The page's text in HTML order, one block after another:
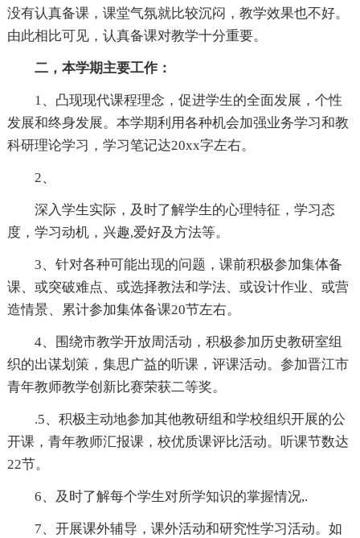
没有认真备课，课堂气氛就比较沉闷，教学效果也不好。
由此相比可见，认真备课对教学十分重要。
二，本学期主要工作：
1、凸现现代课程理念，促进学生的全面发展，个性
发展和终身发展。本学期利用各种机会加强业务学习和教
科研理论学习，学习笔记达20xx字左右。
2、
深入学生实际，及时了解学生的心理特征，学习态
度，学习动机，兴趣,爱好及方法等。
3、针对各种可能出现的问题，课前积极参加集体备
课、或突破难点、或选择教法和学法、或设计作业、或营
造情景、累计参加集体备课20节左右。
4、围绕市教学开放周活动，积极参加历史教研室组
织的出谋划策，集思广益的听课，评课活动。参加晋江市
青年教师教学创新比赛荣获二等奖。
.5、积极主动地参加其他教研组和学校组织开展的公
开课，青年教师汇报课，校优质课评比活动。听课节数达
22节。
6、及时了解每个学生对所学知识的掌握情况,.
7、开展课外辅导，课外活动和研究性学习活动。如